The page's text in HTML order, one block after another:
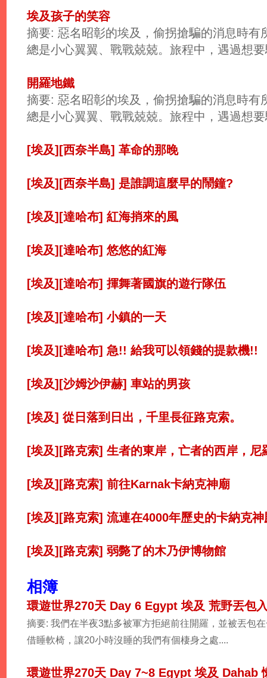
埃及孩子的笑容
摘要: 惡名昭彰的埃及，偷拐搶騙的消息時有
總是小心翼翼、戰戰兢兢。旅程中，遇過想
開羅地鐵
摘要: 惡名昭彰的埃及，偷拐搶騙的消息時有
總是小心翼翼、戰戰兢兢。旅程中，遇過想
[埃及][西奈半島] 革命的那晚
[埃及][西奈半島] 是誰調這麼早的鬧鐘?
[埃及][達哈布] 紅海捎來的風
[埃及][達哈布] 悠悠的紅海
[埃及][達哈布] 揮舞著國旗的遊行隊伍
[埃及][達哈布] 小鎮的一天
[埃及][達哈布] 急!! 給我可以領錢的提款機!!
[埃及][沙姆沙伊赫] 車站的男孩
[埃及] 從日落到日出，千里長征路克索。
[埃及][路克索] 生者的東岸，亡者的西岸，尼
[埃及][路克索] 前往Karnak卡納克神廟
[埃及][路克索] 流連在4000年歷史的卡納克神
[埃及][路克索] 弱斃了的木乃伊博物館
相簿
環遊世界270天 Day 6 Egypt 埃及 荒野丟包
摘要: 我們在半夜3點多被軍方拒絕前往開羅，並被丟包
借睡軟椅，讓20小時沒睡的我們有個棲身之處....
環遊世界270天 Day 7~8 Egypt 埃及 Dahab